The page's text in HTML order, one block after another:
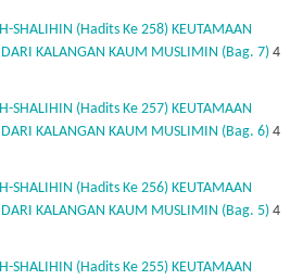
SHALIHIN (Hadits Ke 258) KEUTAMAAN
KALANGAN KAUM MUSLIMIN (Bag. 7) 4
SHALIHIN (Hadits Ke 257) KEUTAMAAN
KALANGAN KAUM MUSLIMIN (Bag. 6) 4
SHALIHIN (Hadits Ke 256) KEUTAMAAN
KALANGAN KAUM MUSLIMIN (Bag. 5) 4
SHALIHIN (Hadits Ke 255) KEUTAMAAN